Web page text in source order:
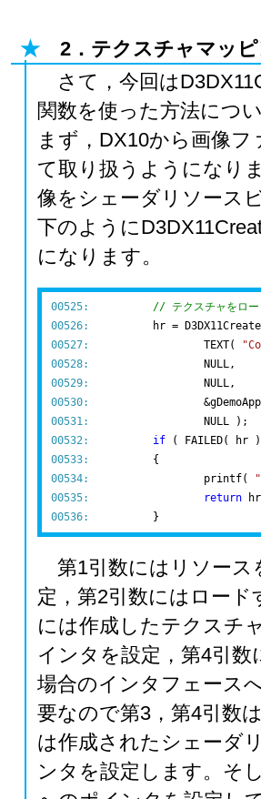
★ 2．テクスチャマッ
さて，今回は
関数を使った方法につ
まず，DX10から画像
て取り扱うようになり
像をシェーダリソース
下のように
になります。
00525:
// テクスチャをロー
00526:
00527:
  		TEXT(
00528:
00529:
00530:
00531:
00532:
if
00533:
00534:
  		printf(
00535:
return
00536:
第1引数にはリソース
定，第2引数にはロー
には作成したテクスチ
インタを設定，第4引
場合のインタフェース
要なので第3，第4引数
は作成されたシェーダ
ンタを設定します。そ